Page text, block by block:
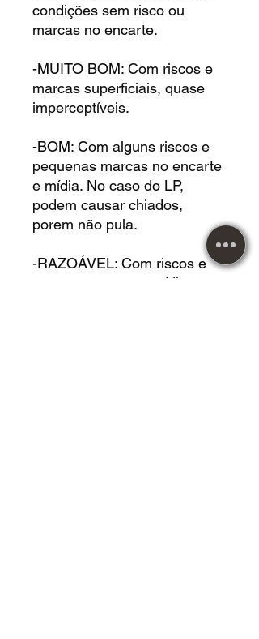
condições sem risco ou
marcas no encarte.
-MUITO BOM: Com riscos e
marcas superficiais, quase
imperceptíveis.
-BOM: Com alguns riscos e
pequenas marcas no encarte
e mídia. No caso do LP,
podem causar chiados,
porem não pula.
-RAZOÁVEL: Com riscos e
marcas na capa e mídia,